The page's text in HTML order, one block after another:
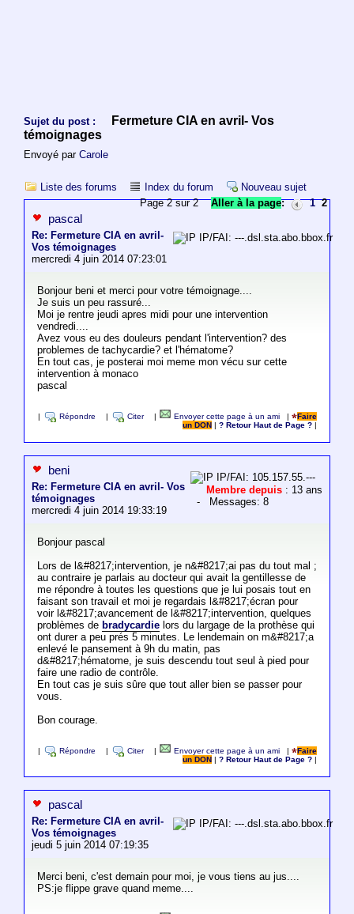
Sujet du post :
Fermeture CIA en avril- Vos
témoignages
Envoyé par Carole
Liste des forums Index du forum
Nouveau sujet
Page 2 sur 2Aller à la page: 1 2
pascal
Re: Fermeture CIA en avril-
Vos témoignages
mercredi 4 juin 2014 07:23:01
IP/FAI: ---.dsl.sta.abo.bbox.fr
Bonjour beni et merci pour votre témoignage....
Je suis un peu rassuré...
Moi je rentre jeudi apres midi pour une intervention
vendredi....
Avez vous eu des douleurs pendant l'intervention? des
problemes de tachycardie? et l'hématome?
En tout cas, je posterai moi meme mon vécu sur cette
intervention à monaco
pascal
Répondre Citer Envoyer cette page à un ami |
Faire
un DON
|? Retour Haut de Page ?
beni
Re: Fermeture CIA en avril- Vos
témoignages
mercredi 4 juin 2014 19:33:19
IP/FAI: 105.157.55.---
Membre depuis : 13 ans
- Messages: 8
Bonjour pascal
Lors de l&#8217;intervention, je n&#8217;ai pas du tout mal ;
au contraire je parlais au docteur qui avait la gentillesse de
me répondre à toutes les questions que je lui posais tout en
faisant son travail et moi je regardais l&#8217;écran pour
voir l&#8217;avancement de l&#8217;intervention, quelques
problèmes de bradycardielors du largage de la prothèse qui
ont durer a peu prés 5 minutes. Le lendemain on m&#8217;a
enlevé le pansement à 9h du matin, pas
d&#8217;hématome, je suis descendu tout seul à pied pour
faire une radio de contrôle.
En tout cas je suis sûre que tout aller bien se passer pour
vous.
Bon courage.
Répondre Citer Envoyer cette page à un ami |
Faire
un DON
|? Retour Haut de Page ?
pascal
Re: Fermeture CIA en avril-
Vos témoignages
jeudi 5 juin 2014 07:19:35
IP/FAI: ---.dsl.sta.abo.bbox.fr
Merci beni, c'est demain pour moi, je vous tiens au jus....
PS:je flippe grave quand meme....